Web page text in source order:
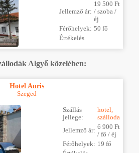
Jellemző ár:
19 500 Ft
/ szoba /
éj
Férőhelyek: 50 fő
Értékelés
Algyő közelében:
Hotel Auris
Szeged
Szállás
jellege:
hotel,
szálloda
Jellemző ár: 6 900 Ft
/ fő / éj
Férőhelyek: 19 fő